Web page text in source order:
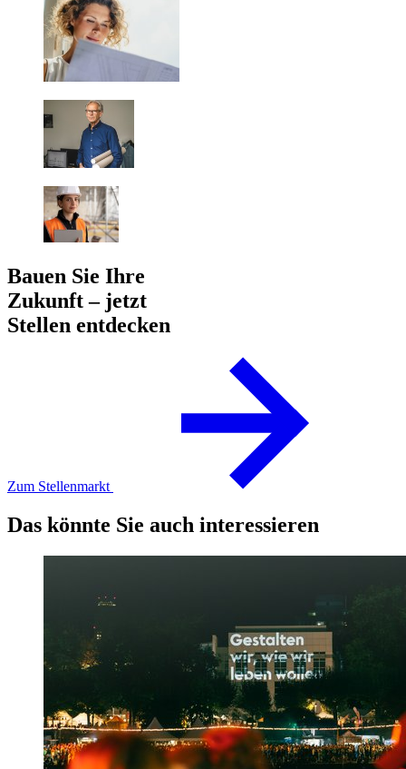
Bauen Sie Ihre
Zukunft – jetzt
Stellen entdecken
Zum Stellenmarkt
Das könnte Sie auch interessieren